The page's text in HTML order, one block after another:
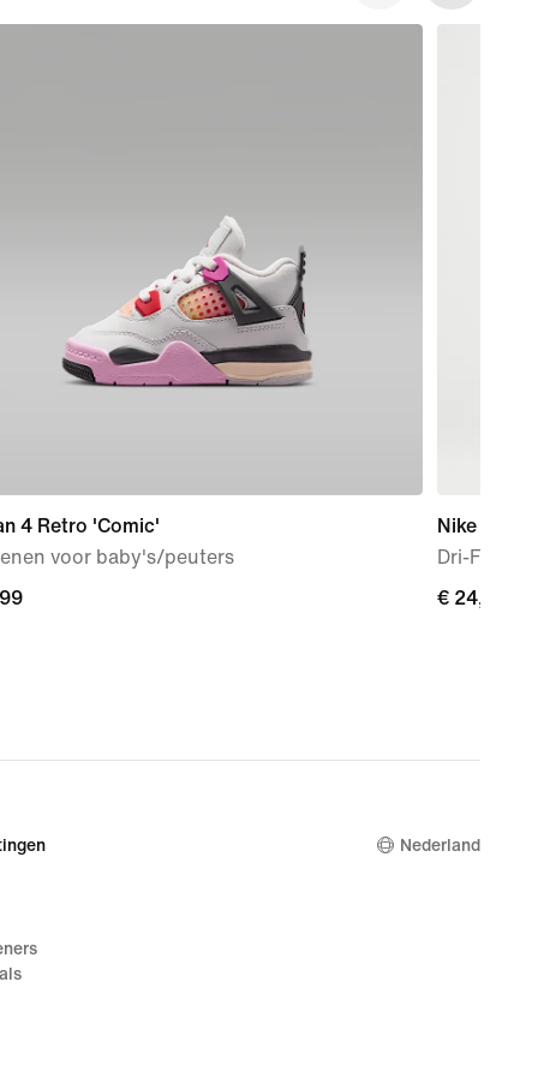
4 Retro 'Comic'
voor baby's/peuters
Nike
Dri-FIT
€ 24,99
€ 24,99
Nederland